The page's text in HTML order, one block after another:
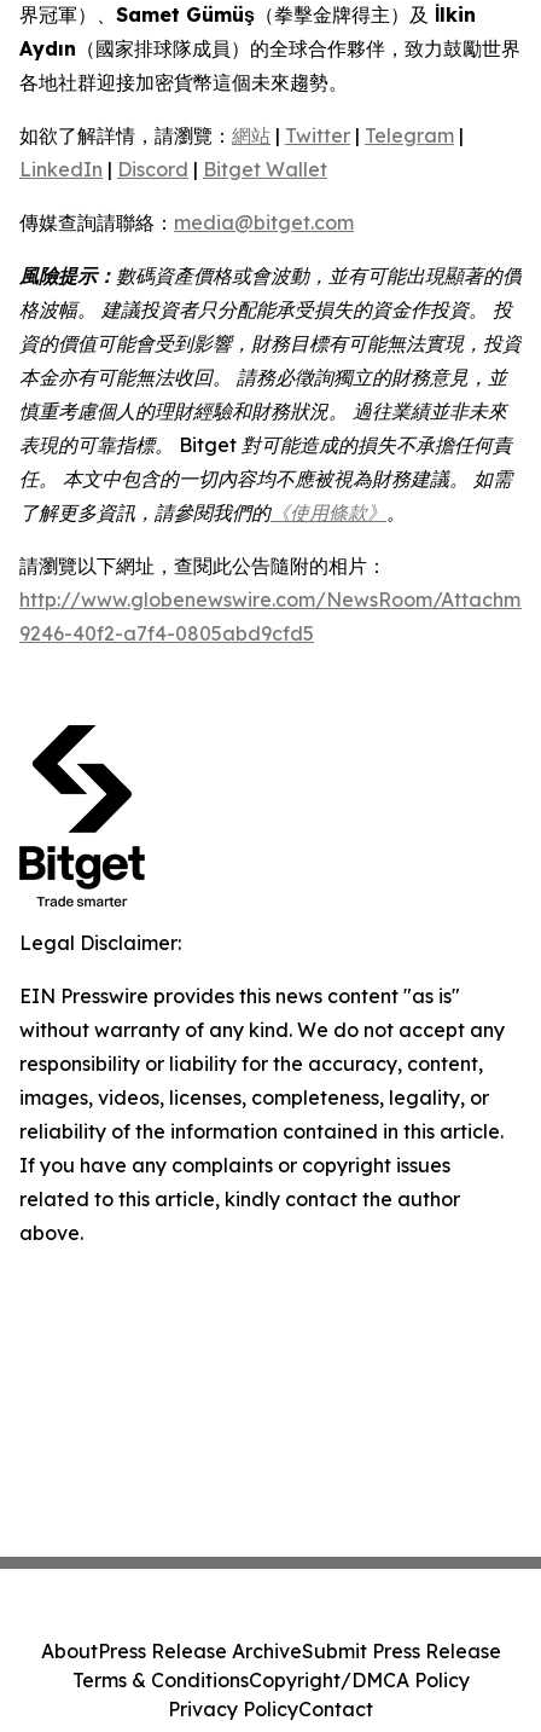
界冠軍）、 Samet Gümüş （拳擊金牌得主）及 İlkin
Aydın （國家排球隊成員）的全球合作夥伴，致力鼓勵世界
各地社群迎接加密貨幣這個未來趨勢。
如欲了解詳情，請瀏覽： 網站 | Twitter | Telegram |
LinkedIn | Discord | Bitget Wallet
傳媒查詢請聯絡： media@bitget.com
風險提示： 數碼資產價格或會波動，並有可能出現顯著的價
格波幅。
建議投資者只分配能承受損失的資金作投資。
投
資的價值可能會受到影響，財務目標有可能無法實現，投資
本金亦有可能無法收回。
請務必徵詢獨立的財務意見，並
慎重考慮個人的理財經驗和財務狀況。
過往業績並非未來
表現的可靠指標。
Bitget 對可能造成的損失不承擔任何責
任。
本文中包含的一切內容均不應被視為財務建議。
如需
了解更多資訊，請參閱我們的《使用條款》 。
請瀏覽以下網址，查閱此公告隨附的相片：
http://www.globenewswire.com/NewsRoom/
9246-40f2-a7f4-0805abd9cfd5
Legal Disclaimer:
EIN Presswire provides this news content "as is"
without warranty of any kind. We do not accept any
responsibility or liability for the accuracy, content,
images, videos, licenses, completeness, legality, or
reliability of the information contained in this article.
If you have any complaints or copyright issues
related to this article, kindly contact the author
above.
AboutPress Release ArchiveSubmit Press Release
Terms & ConditionsCopyright/DMCA Policy
Privacy PolicyContact